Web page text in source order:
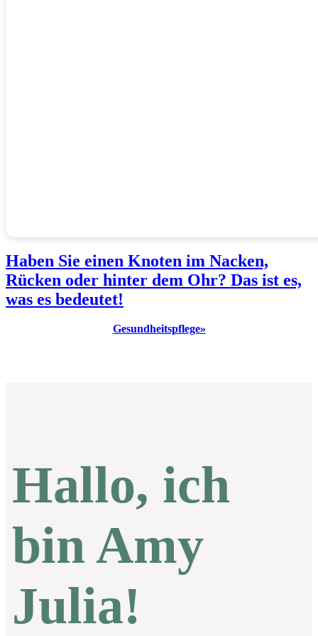
Haben Sie einen Knoten im Nacken,
Rücken oder hinter dem Ohr? Das ist es,
was es bedeutet!
Gesundheitspflege»
Hallo, ich
bin Amy
Julia!